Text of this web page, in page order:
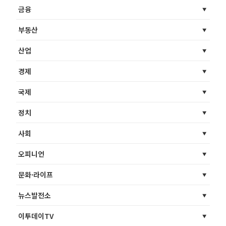
금융
부동산
산업
경제
국제
정치
사회
오피니언
문화·라이프
뉴스발전소
이투데이TV